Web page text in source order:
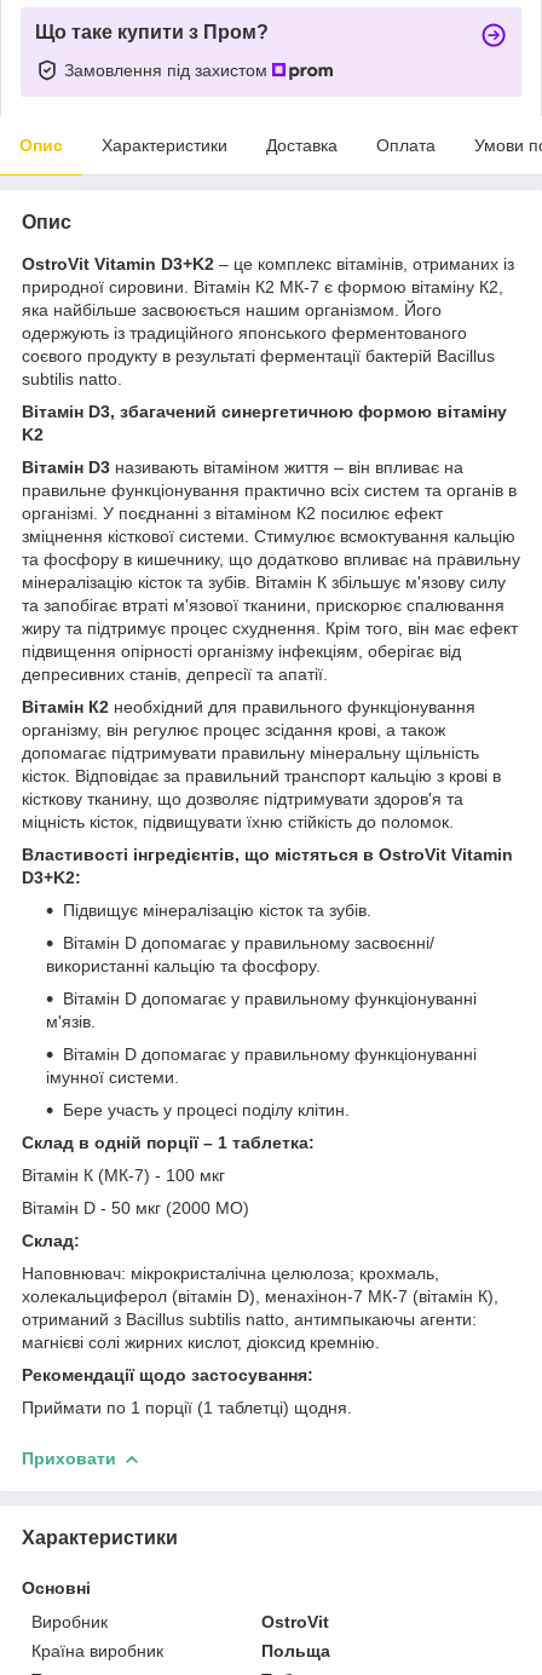
Що таке купити з Пром?
Замовлення під захистом
Опис Характеристики Доставка Оплата Умови
Опис
OstroVit Vitamin D3+K2 – це комплекс вітамінів, отриманих із
природної сировини. Вітамін К2 МК-7 є формою вітаміну К2,
яка найбільше засвоюється нашим організмом. Його
одержують із традиційного японського ферментованого
соєвого продукту в результаті ферментації бактерій Bacillus
subtilis natto.
Вітамін D3, збагачений синергетичною формою вітаміну
K2
Вітамін D3 називають вітаміном життя – він впливає на
правильне функціонування практично всіх систем та органів в
організмі. У поєднанні з вітаміном К2 посилює ефект
зміцнення кісткової системи. Стимулює всмоктування кальцію
та фосфору в кишечнику, що додатково впливає на правильну
мінералізацію кісток та зубів. Вітамін К збільшує м'язову силу
та запобігає втраті м'язової тканини, прискорює спалювання
жиру та підтримує процес схуднення. Крім того, він має ефект
підвищення опірності організму інфекціям, оберігає від
депресивних станів, депресії та апатії.
Вітамін К2 необхідний для правильного функціонування
організму, він регулює процес зсідання крові, а також
допомагає підтримувати правильну мінеральну щільність
кісток. Відповідає за правильний транспорт кальцію з крові в
кісткову тканину, що дозволяє підтримувати здоров'я та
міцність кісток, підвищувати їхню стійкість до поломок.
Властивості інгредієнтів, що містяться в OstroVit Vitamin
D3+K2:
Підвищує мінералізацію кісток та зубів.
Вітамін D допомагає у правильному засвоєнні/
використанні кальцію та фосфору.
Вітамін D допомагає у правильному функціонуванні
м'язів.
Вітамін D допомагає у правильному функціонуванні
імунної системи.
Бере участь у процесі поділу клітин.
Склад в одній порції – 1 таблетка:
Вітамін К (МК-7) - 100 мкг
Вітамін D - 50 мкг (2000 МО)
Склад:
Наповнювач: мікрокристалічна целюлоза; крохмаль,
холекальциферол (вітамін D), менахінон-7 МК-7 (вітамін К),
отриманий з Bacillus subtilis natto, антимпыкаючы агенти:
магнієві солі жирних кислот, діоксид кремнію.
Рекомендації щодо застосування:
Приймати по 1 порції (1 таблетці) щодня.
Приховати
Характеристики
Основні
Виробник
OstroVit
Країна виробник
Польща